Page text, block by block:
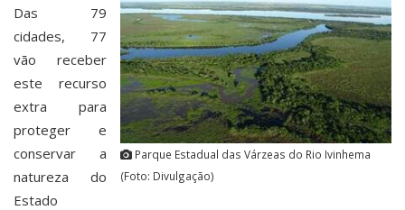
Parque Estadual das Várzeas do Rio Ivinhema
(Foto: Divulgação)
Das 79
cidades, 77
vão receber
este recurso
extra para
proteger e
conservar a
natureza do
Estado